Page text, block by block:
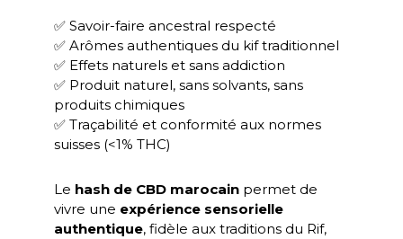
✅ Savoir-faire ancestral respecté
✅ Arômes authentiques du kif traditionnel
✅ Effets naturels et sans addiction
✅ Produit naturel, sans solvants, sans
produits chimiques
✅ Traçabilité et conformité aux normes
suisses (<1% THC)
Le hash de CBD marocain permet de
vivre une expérience sensorielle
authentique, fidèle aux traditions du Rif,